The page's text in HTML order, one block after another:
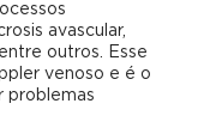
avascular,
outros. Esse
venoso e é o
problemas